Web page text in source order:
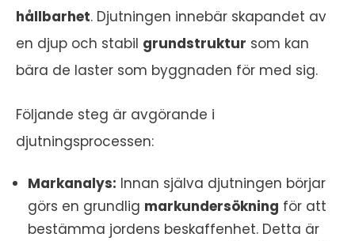
hållbarhet. Djutningen innebär skapandet av
en djup och stabil grundstruktur som kan
bära de laster som byggnaden för med sig.
Följande steg är avgörande i
djutningsprocessen:
Markanalys: Innan själva djutningen börjar
görs en grundlig markundersökning för att
bestämma jordens beskaffenhet. Detta är